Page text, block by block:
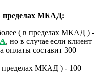
пределах МКАД:
( в пределах МКАД ) -
, но в случае если клиент
оплаты составит 300
пределах МКАД ) - 100